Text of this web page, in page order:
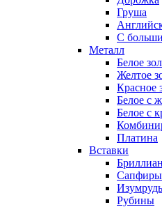
Груша
С
Металл
Белое
Желтое
Красное
Белое с
Белое с
Платина
Вставки
Сапфиры
Рубины